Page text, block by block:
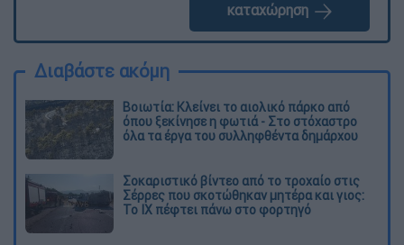
καταχώρηση
Διαβάστε ακόμη
Βοιωτία: Κλείνει το αιολικό πάρκο από
όπου ξεκίνησε η φωτιά - Στο στόχαστρο
όλα τα έργα του συλληφθέντα δημάρχου
Σοκαριστικό βίντεο από το τροχαίο στις
Σέρρες που σκοτώθηκαν μητέρα και γιος:
Το ΙΧ πέφτει πάνω στο φορτηγό